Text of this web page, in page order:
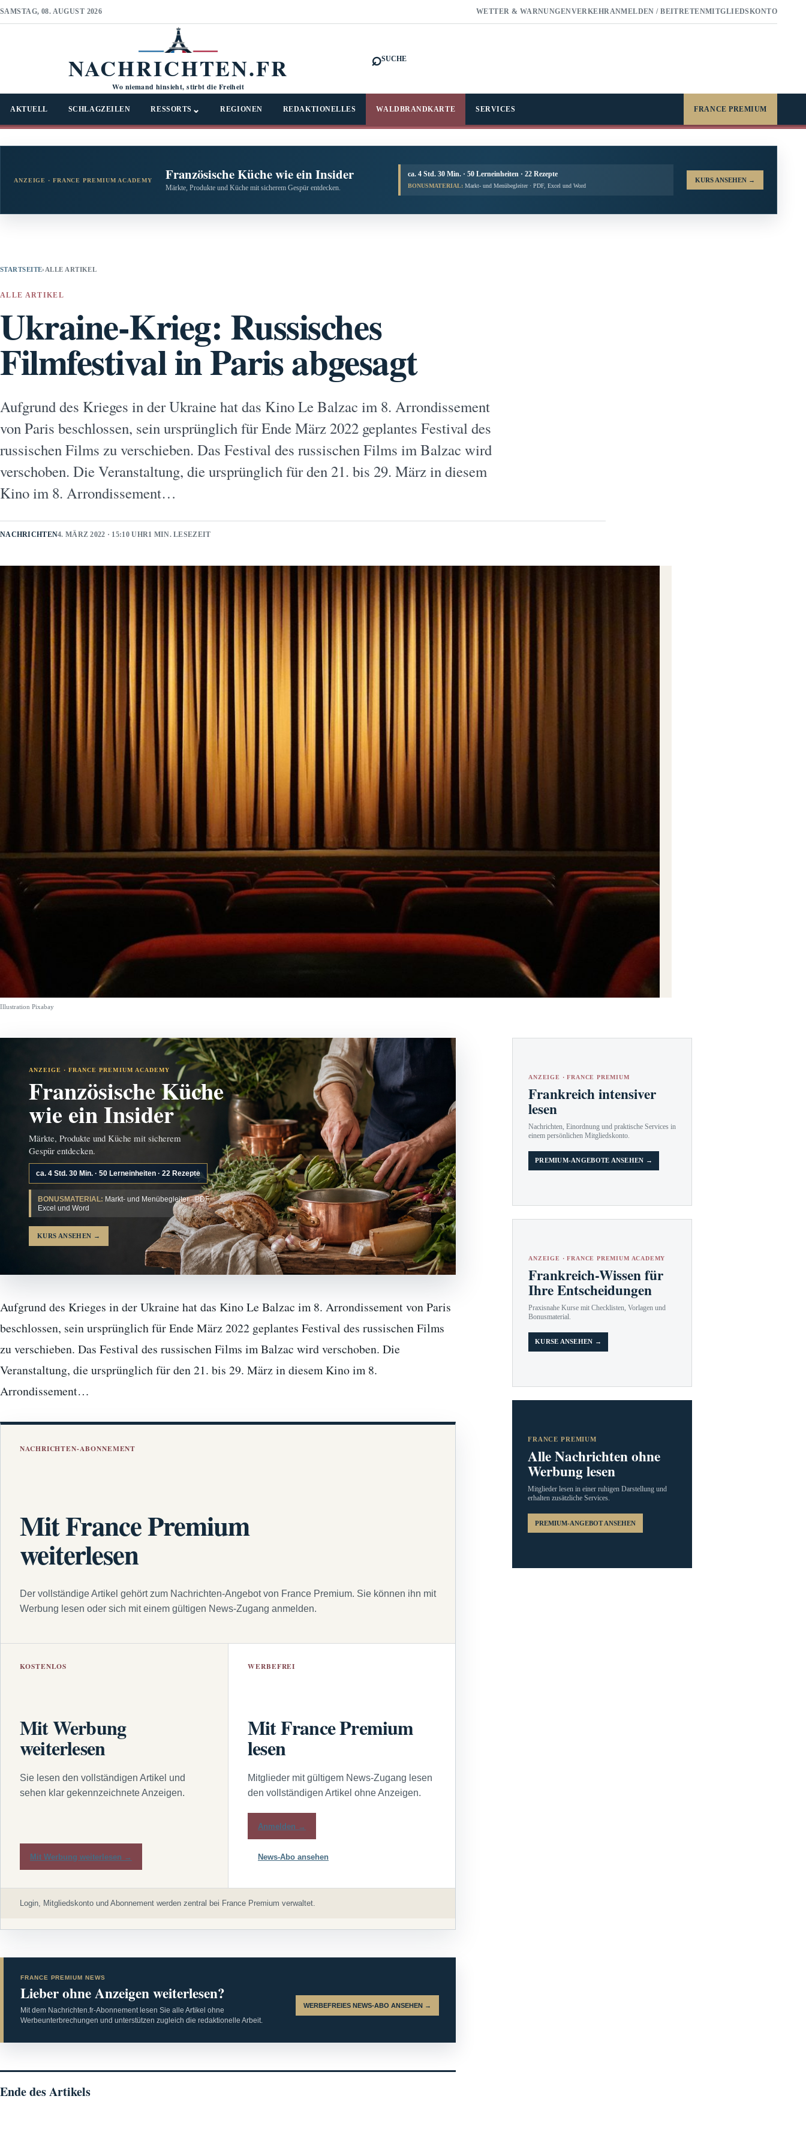
SAMSTAG, 08. AUGUST 2026 WETTER & WARNUNGENVERKEHRANMELDEN / BEITRETENMITGLIEDSKONTO
NACHRICHTEN.FR
Wo niemand hinsieht, stirbt die Freiheit
⌕SUCHE
AKTUELL SCHLAGZEILEN RESSORTS ⌄ REGIONEN REDAKTIONELLES WALDBRANDKARTE SERVICES FRANCE PREMIUM
ANZEIGE · FRANCE PREMIUM ACADEMY Französische Küche wie ein Insider
Märkte, Produkte und Küche mit sicherem Gespür entdecken.
ca. 4 Std. 30 Min. · 50 Lerneinheiten · 22 Rezepte
BONUSMATERIAL: Markt- und Menübegleiter · PDF, Excel und Word
KURS ANSEHEN →
STARTSEITE› ALLE ARTIKEL
ALLE ARTIKEL
Ukraine-Krieg: Russisches
Filmfestival in Paris abgesagt
Aufgrund des Krieges in der Ukraine hat das Kino Le Balzac im 8. Arrondissement
von Paris beschlossen, sein ursprünglich für Ende März 2022 geplantes Festival des
russischen Films zu verschieben. Das Festival des russischen Films im Balzac wird
verschoben. Die Veranstaltung, die ursprünglich für den 21. bis 29. März in diesem
Kino im 8. Arrondissement…
NACHRICHTEN4. MÄRZ 2022 · 15:10 UHR1 MIN. LESEZEIT
Illustration Pixabay
ANZEIGE · FRANCE PREMIUM ACADEMY
Französische Küche
wie ein Insider
Märkte, Produkte und Küche mit sicherem
Gespür entdecken.
ca. 4 Std. 30 Min. · 50 Lerneinheiten · 22 Rezepte
BONUSMATERIAL: Markt- und Menübegleiter · PDF,
Excel und Word
KURS ANSEHEN →
Aufgrund des Krieges in der Ukraine hat das Kino Le Balzac im 8. Arrondissement von Paris
beschlossen, sein ursprünglich für Ende März 2022 geplantes Festival des russischen Films
zu verschieben. Das Festival des russischen Films im Balzac wird verschoben. Die
Veranstaltung, die ursprünglich für den 21. bis 29. März in diesem Kino im 8.
Arrondissement…
NACHRICHTEN-ABONNEMENT
Mit France Premium
weiterlesen
Der vollständige Artikel gehört zum Nachrichten-Angebot von France Premium. Sie können ihn mit
Werbung lesen oder sich mit einem gültigen News-Zugang anmelden.
KOSTENLOS
Mit Werbung
weiterlesen
Sie lesen den vollständigen Artikel und
sehen klar gekennzeichnete Anzeigen.
Mit Werbung weiterlesen →
WERBEFREI
Mit France Premium
lesen
Mitglieder mit gültigem News-Zugang lesen
den vollständigen Artikel ohne Anzeigen.
Anmelden →
News-Abo ansehen
Login, Mitgliedskonto und Abonnement werden zentral bei France Premium verwaltet.
FRANCE PREMIUM NEWS
Lieber ohne Anzeigen weiterlesen?
Mit dem Nachrichten.fr-Abonnement lesen Sie alle Artikel ohne
Werbeunterbrechungen und unterstützen zugleich die redaktionelle Arbeit.
WERBEFREIES NEWS-ABO ANSEHEN →
Ende des Artikels
ANZEIGE · FRANCE PREMIUM
Frankreich intensiver
lesen
Nachrichten, Einordnung und praktische Services in
einem persönlichen Mitgliedskonto.
PREMIUM-ANGEBOTE ANSEHEN →
ANZEIGE · FRANCE PREMIUM ACADEMY
Frankreich-Wissen für
Ihre Entscheidungen
Praxisnahe Kurse mit Checklisten, Vorlagen und
Bonusmaterial.
KURSE ANSEHEN →
FRANCE PREMIUM
Alle Nachrichten ohne
Werbung lesen
Mitglieder lesen in einer ruhigen Darstellung und
erhalten zusätzliche Services.
PREMIUM-ANGEBOT ANSEHEN